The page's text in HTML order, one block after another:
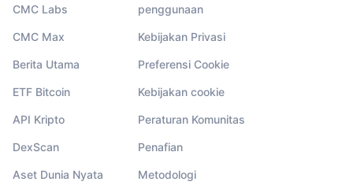
CMC Labs
CMC Max
Berita Utama
ETF Bitcoin
API Kripto
DexScan
Aset Dunia Nyata
penggunaan
Kebijakan Privasi
Preferensi Cookie
Kebijakan cookie
Peraturan Komunitas
Penafian
Metodologi